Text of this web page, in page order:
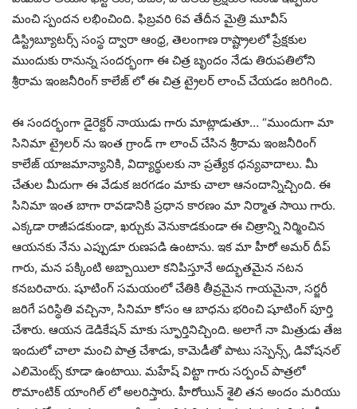
మంచి స్పందన లభించింది. ఫిబ్రవరి 6వ తేదీన మైత్రి మూవీస్
డిస్ట్రిబ్యూటర్స్ సంస్థ ద్వారా ఆంధ్ర, తెలంగాణ రాష్ట్రాలలో ప్రేక్షకుల
ముందుకు రానున్న సందర్భంగా ఈ చిత్ర బృందం నేడు తిరుపతిలోని
శ్రీరామ ఇంజనీరింగ్ కాలేజ్ లో ఈ చిత్ర ట్రైలర్ లాంచ్ చేయడం జరిగింది.
ఈ సందర్భంగా డైరెక్టర్ నాయుడు గారు మాట్లాడుతూ… “ముందుగా మా
సినిమా ట్రైలర్ ను ఇంత గ్రాండ్ గా లాంచ్ చేసిన శ్రీరామ ఇంజనీరింగ్
కాలేజ్ యాజమాన్యానికి, విద్యార్థులకు నా ప్రత్యేక ధన్యవాదాలు. మీ
చేతుల మీదుగా ఈ వేడుక జరగడం మాకు చాలా ఆనందాన్నిచ్చింది. ఈ
సినిమా ఇంత బాగా రావడానికి ప్రధాన కారణం మా నిర్మాత సాయి గారు.
ఎక్కడా రాజీపడకుండా, ఖర్చుకు వెనుకాడకుండా ఈ చిత్రాన్ని నిర్మించిన
ఆయనకు నేను ఎప్పుడూ రుణపడి ఉంటాను. ఇక మా హీరో అమర్ దీప్
గారు, మన పక్కింటి అబ్బాయిలా కనిపిస్తూనే అద్భుతమైన నటన
కనబరిచారు. షూటింగ్ సమయంలో చేతికి తీవ్రమైన గాయమైనా, సర్జరీ
జరిగే పరిస్థితి వచ్చినా, సినిమా కోసం ఆ బాధను భరించి షూటింగ్ పూర్తి
చేశారు. ఆయన డెడికేషన్ మాకు స్ఫూర్తినిచ్చింది. అలాగే నా మిత్రుడు తేజ
ఇందులో చాలా మంచి పాత్ర చేశాడు, కామెడీతో పాటు సస్పెన్స్, డివోషనల్
ఎలిమెంట్స్ కూడా ఉంటాయి. మహేష్ విట్టా గారు సర్పంచ్ పాత్రలో
రొమాంటిక్ యాంగిల్ లో అలరిస్తారు. హీరోయిన్ శైలి తన అందం మరియు